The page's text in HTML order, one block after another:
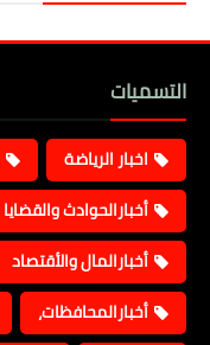
التسميات
اخبار الرياضة
أخبارالحوادث والقضايا
أخبارالمال والأقتصاد
أخبارالمحافظات،